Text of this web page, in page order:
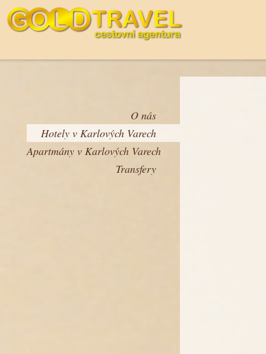
O nás
Hotely v Karlových Varech
Apartmány v Karlových Varech
Transfery